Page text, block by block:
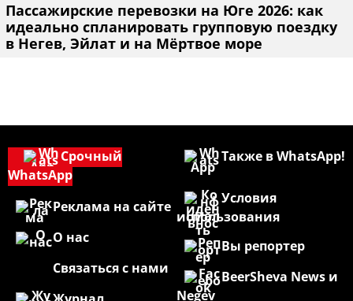
Пассажирские перевозки на Юге 2026: как
идеально спланировать групповую поездку
в Негев, Эйлат и на Мёртвое море
Также в WhatsApp!
Условия
использования
Вы репортер
BeerSheva News и
Negev
Срочный
WhatsApp
Реклама на сайте
О нас
Связаться с нами